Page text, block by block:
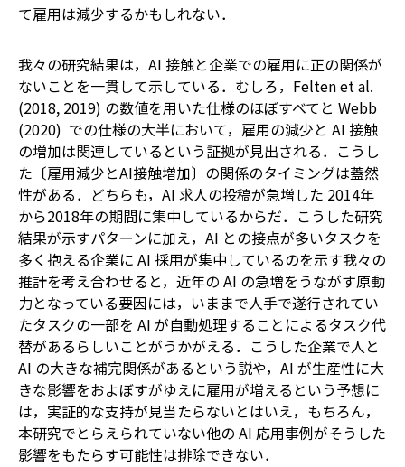
て雇用は減少するかもしれない．
我々の研究結果は，AI 接触と企業での雇用に正の関係が
ないことを一貫して示している．むしろ，Felten et al.
(2018, 2019) の数値を用いた仕様のほぼすべてと Webb
(2020) での仕様の大半において，雇用の減少と AI 接触
の増加は関連しているという証拠が見出される．こうし
た〔雇用減少とAI接触増加〕の関係のタイミングは蓋然
性がある．どちらも，AI 求人の投稿が急増した 2014年
から2018年の期間に集中しているからだ．こうした研究
結果が示すパターンに加え，AI との接点が多いタスクを
多く抱える企業に AI 採用が集中しているのを示す我々の
推計を考え合わせると，近年の AI の急増をうながす原動
力となっている要因には，いままで人手で遂行されてい
たタスクの一部を AI が自動処理することによるタスク代
替があるらしいことがうかがえる．こうした企業で人と
AI の大きな補完関係があるという説や，AI が生産性に大
きな影響をおよぼすがゆえに雇用が増えるという予想に
は，実証的な支持が見当たらない――とはいえ，もちろん，
本研究でとらえられていない他の AI 応用事例がそうした
影響をもたらす可能性は排除できない．